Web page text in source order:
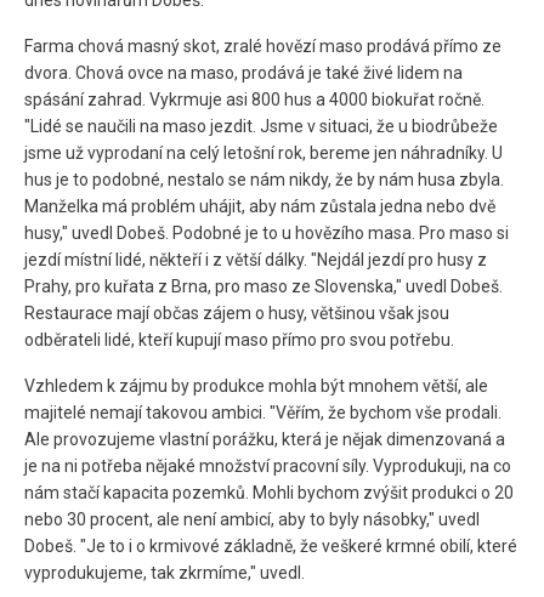
Farma chová masný skot, zralé hovězí maso prodává přímo ze
dvora. Chová ovce na maso, prodává je také živé lidem na
spásání zahrad. Vykrmuje asi 800 hus a 4000 biokuřat ročně.
"Lidé se naučili na maso jezdit. Jsme v situaci, že u biodrůbeže
jsme už vyprodaní na celý letošní rok, bereme jen náhradníky. U
hus je to podobné, nestalo se nám nikdy, že by nám husa zbyla.
Manželka má problém uhájit, aby nám zůstala jedna nebo dvě
husy," uvedl Dobeš. Podobné je to u hovězího masa. Pro maso si
jezdí místní lidé, někteří i z větší dálky. "Nejdál jezdí pro husy z
Prahy, pro kuřata z Brna, pro maso ze Slovenska," uvedl Dobeš.
Restaurace mají občas zájem o husy, většinou však jsou
odběrateli lidé, kteří kupují maso přímo pro svou potřebu.
Vzhledem k zájmu by produkce mohla být mnohem větší, ale
majitelé nemají takovou ambici. "Věřím, že bychom vše prodali.
Ale provozujeme vlastní porážku, která je nějak dimenzovaná a
je na ni potřeba nějaké množství pracovní síly. Vyprodukuji, na co
nám stačí kapacita pozemků. Mohli bychom zvýšit produkci o 20
nebo 30 procent, ale není ambicí, aby to byly násobky," uvedl
Dobeš. "Je to i o krmivové základně, že veškeré krmné obilí, které
vyprodukujeme, tak zkrmíme," uvedl.